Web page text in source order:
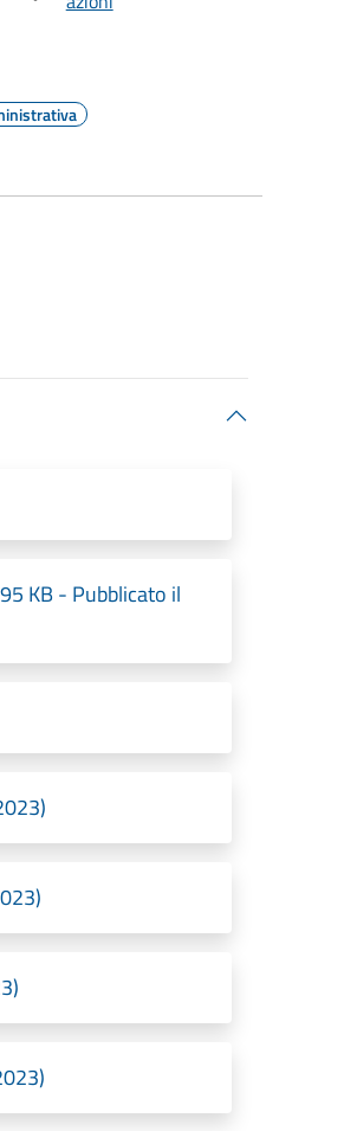
KB - Pubblicato il